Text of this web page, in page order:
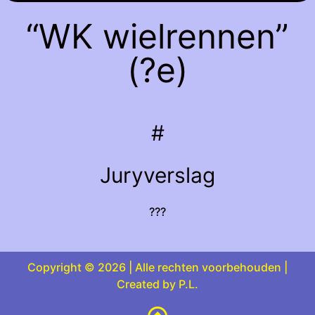
“WK wielrennen”
(?e)
#
Juryverslag
???
Copyright © 2026 | Alle rechten voorbehouden |
Created by P.L.